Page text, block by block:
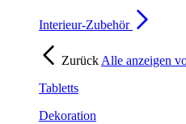
Interieur-Zubehör
Zurück Alle anzeigen
Tabletts
Dekoration